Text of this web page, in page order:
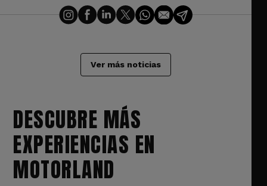
Ver más noticias
DESCUBRE MÁS
EXPERIENCIAS EN
MOTORLAND